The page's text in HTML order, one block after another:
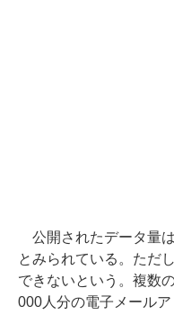
公開されたデータ量
とみられている。ただ
できないという。複数
000人分の電子メール